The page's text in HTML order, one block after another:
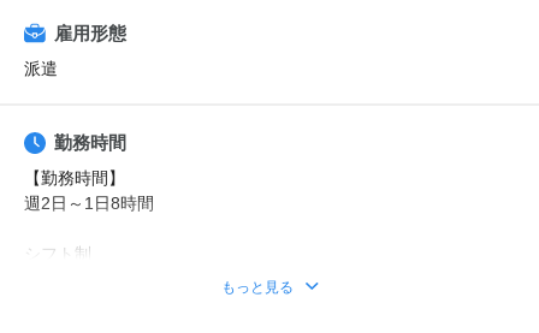
雇用形態
派遣
勤務時間
【勤務時間】
週2日～1日8時間
シフト制
時短や曜日固定などの希望もご相談ください。
もっと見る